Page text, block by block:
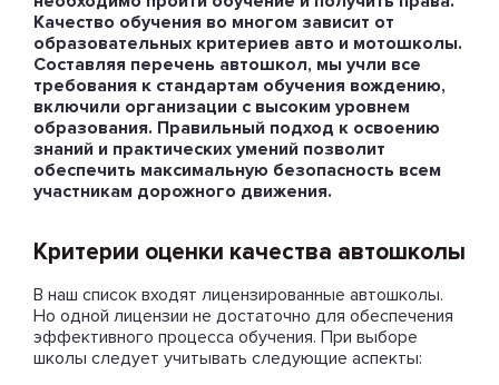
Качество обучения во многом зависит от
образовательных критериев авто и мотошколы.
Составляя перечень автошкол, мы учли все
требования к стандартам обучения вождению,
включили организации с высоким уровнем
образования. Правильный подход к освоению
знаний и практических умений позволит
обеспечить максимальную безопасность всем
участникам дорожного движения.
Критерии оценки качества автошколы
В наш список входят лицензированные автошколы.
Но одной лицензии не достаточно для обеспечения
эффективного процесса обучения. При выборе
школы следует учитывать следующие аспекты: